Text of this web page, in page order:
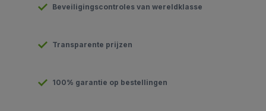
Beveiligingscontroles van wereldklasse
Transparente prijzen
100% garantie op bestellingen